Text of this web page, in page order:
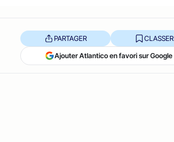
PARTAGER CLASSER
Ajouter Atlantico en favori sur Google